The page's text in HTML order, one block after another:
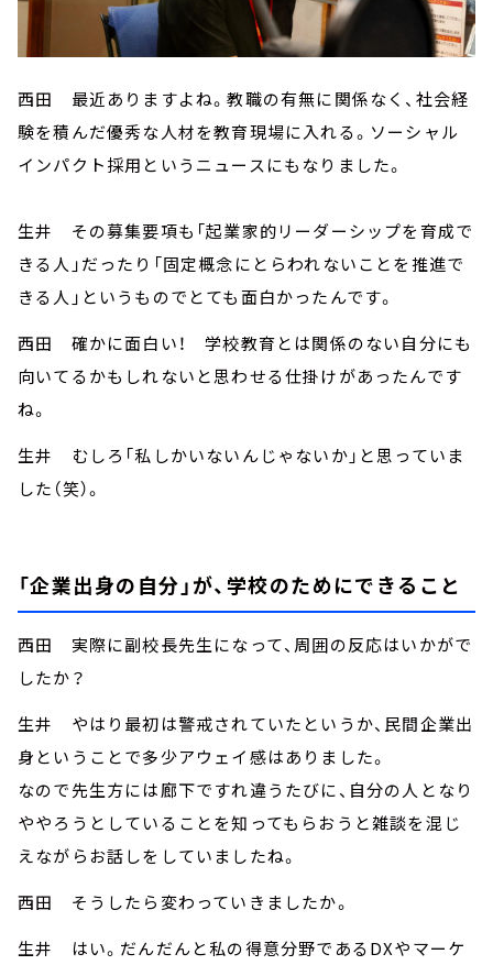
西田 最近ありますよね。教職の有無に関係なく、社会経
験を積んだ優秀な人材を教育現場に入れる。ソーシャル
インパクト採用というニュースにもなりました。
生井 その募集要項も「起業家的リーダーシップを育成で
きる人」だったり「固定概念にとらわれないことを推進で
きる人」というものでとても面白かったんです。
西田 確かに面白い！ 学校教育とは関係のない自分にも
向いてるかもしれないと思わせる仕掛けがあったんです
ね。
生井 むしろ「私しかいないんじゃないか」と思っていま
した（笑）。
「企業出身の自分」が、学校のためにできること
西田 実際に副校長先生になって、周囲の反応はいかがで
したか？
生井 やはり最初は警戒されていたというか、民間企業出
身ということで多少アウェイ感はありました。
なので先生方には廊下ですれ違うたびに、自分の人となり
ややろうとしていることを知ってもらおうと雑談を混じ
えながらお話しをしていましたね。
西田 そうしたら変わっていきましたか。
生井 はい。だんだんと私の得意分野であるDXやマーケ